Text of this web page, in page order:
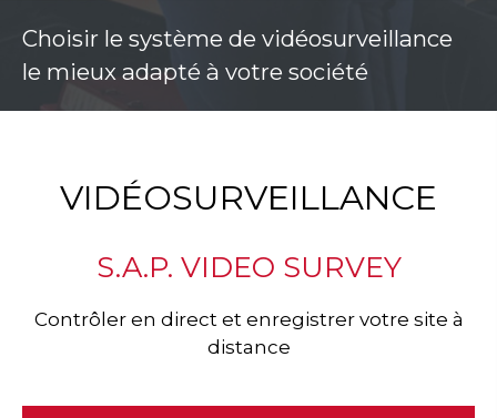
Choisir le système de vidéosurveillance
le mieux adapté à votre société
VIDÉOSURVEILLANCE
S.A.P. VIDEO SURVEY
Contrôler en direct et enregistrer votre site à
distance